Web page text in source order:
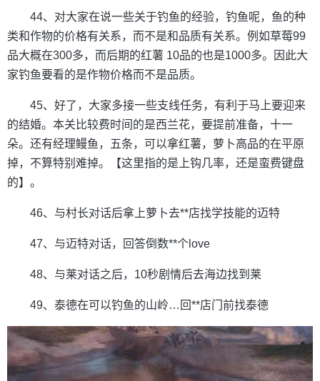
44、对大家在说一些关于钓鱼的经验，钓鱼呢，鱼的种
类和作物的价格有关系，而不是和品质有关系。例如草莓99
品大概在300多，而后期的红薯 10品的也是1000多。因此大
家钓鱼要看的是作物价格而不是品质。
45、好了，大家多接一些支线任务，有利于马上要迎来
的结婚。本关比较费时间的是西兰花，要提前准备，十一
朵。还有经理鳗鱼，五条，可以拿红薯，萝卜高品的在平原
掉，不算特别难掉。【这里指的是上钩几率，还是蛮费键盘
的】。
46、与村长对话后拿上萝卜去**店找学技能的迈特
47、与迈特对话，回答倒数**个love
48、与莱对话之后，10秒剧情后去海边找到莱
49、泰德在可以钓鱼的山岭…回**店门前找泰德